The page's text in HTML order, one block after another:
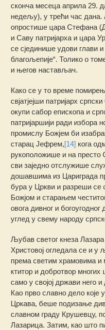
сконча месеца априла 29.
недељу), у трећи час
опростише цара Стефана
и Саву патријарха и цара
се сјединише удови глави
благољепије“. Толико о
и његов настављач.
Како се у то време
свјатјејши патријарх
окупи сабор епископа и
патријаршији ради избора
промислу Божјем би
старац Јефрем,[14] кога
рукоположише и на
сви заједно отслужише
дошавшима из Цариграда
бура у Цркви и разреши се
Божјом и старањем
овога дивног и
углед у свему народу
Љубав светог кнеза
Христовој огледала се и у
према светим храмовима
ктитор и добротвор
само у својој држави него
Као прво славно дело које
Цркава, беше подизање
славном граду Крушевцу,
Лазарица. Затим, као што